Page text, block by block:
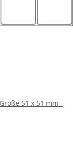
51 x 51 mm -